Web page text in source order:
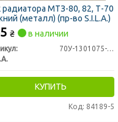
радиатора МТЗ-80, 82, Т-70
(металл) (пр-во S.I.L.A.)
₴ в наличии
70У-1301075-01
КУПИТЬ
Код: 84189-5